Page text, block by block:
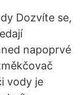
Dozvíte se,
napoprvé
vody je